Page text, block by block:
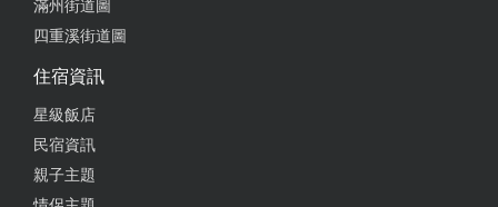
滿州街道圖
四重溪街道圖
住宿資訊
星級飯店
民宿資訊
親子主題